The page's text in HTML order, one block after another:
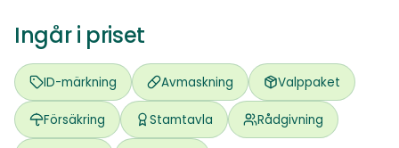
Ingår i priset
ID-märkning Avmaskning Valppaket
Försäkring Stamtavla Rådgivning